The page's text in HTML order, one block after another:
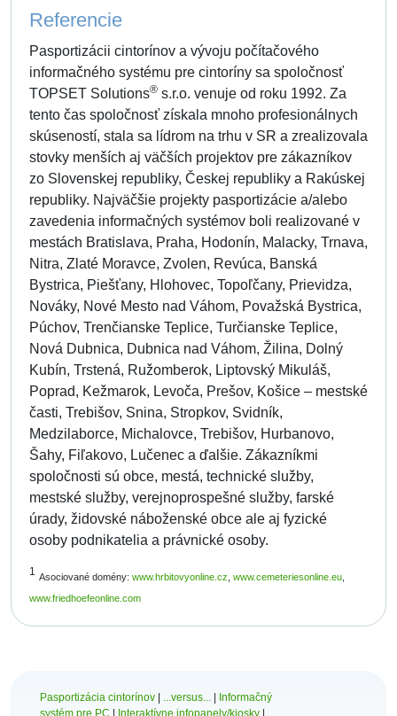
Referencie
Pasportizácii cintorínov a vývoju počítačového
informačného systému pre cintoríny sa spoločnosť
TOPSET Solutions® s.r.o. venuje od roku 1992. Za
tento čas spoločnosť získala mnoho profesionálnych
skúseností, stala sa lídrom na trhu v SR a zrealizovala
stovky menších aj väčších projektov pre zákazníkov
zo Slovenskej republiky, Českej republiky a Rakúskej
republiky. Najväčšie projekty pasportizácie a/alebo
zavedenia informačných systémov boli realizované v
mestách Bratislava, Praha, Hodonín, Malacky, Trnava,
Nitra, Zlaté Moravce, Zvolen, Revúca, Banská
Bystrica, Piešťany, Hlohovec, Topoľčany, Prievidza,
Nováky, Nové Mesto nad Váhom, Považská Bystrica,
Púchov, Trenčianske Teplice, Turčianske Teplice,
Nová Dubnica, Dubnica nad Váhom, Žilina, Dolný
Kubín, Trstená, Ružomberok, Liptovský Mikuláš,
Poprad, Kežmarok, Levoča, Prešov, Košice – mestské
časti, Trebišov, Snina, Stropkov, Svidník,
Medzilaborce, Michalovce, Trebišov, Hurbanovo,
Šahy, Fiľakovo, Lučenec a ďalšie. Zákazníkmi
spoločnosti sú obce, mestá, technické služby,
mestské služby, verejnoprospešné služby, farské
úrady, židovské náboženské obce ale aj fyzické
osoby podnikatelia a právnické osoby.
1 Asociované domény: www.hrbitovyonline.cz www.cemeteriesonline.eu
www.friedhoefeonline.com
Pasportizácia cintorínov ...versus...
Informačný
systém pre PC
Interaktívne infopanely/kiosky